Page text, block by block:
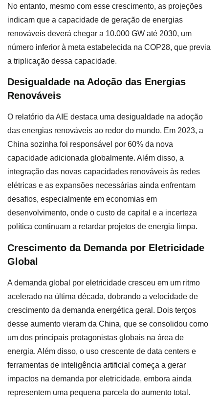
No entanto, mesmo com esse crescimento, as projeções
indicam que a capacidade de geração de energias
renováveis deverá chegar a 10.000 GW até 2030, um
número inferior à meta estabelecida na COP28, que previa
a triplicação dessa capacidade.
Desigualdade na Adoção das Energias
Renováveis
O relatório da AIE destaca uma desigualdade na adoção
das energias renováveis ao redor do mundo. Em 2023, a
China sozinha foi responsável por 60% da nova
capacidade adicionada globalmente. Além disso, a
integração das novas capacidades renováveis às redes
elétricas e as expansões necessárias ainda enfrentam
desafios, especialmente em economias em
desenvolvimento, onde o custo de capital e a incerteza
política continuam a retardar projetos de energia limpa.
Crescimento da Demanda por Eletricidade
Global
A demanda global por eletricidade cresceu em um ritmo
acelerado na última década, dobrando a velocidade de
crescimento da demanda energética geral. Dois terços
desse aumento vieram da China, que se consolidou como
um dos principais protagonistas globais na área de
energia. Além disso, o uso crescente de data centers e
ferramentas de inteligência artificial começa a gerar
impactos na demanda por eletricidade, embora ainda
representem uma pequena parcela do aumento total.